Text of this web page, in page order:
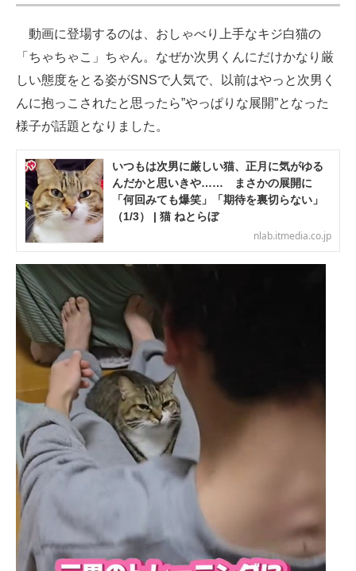
建設×テクノロジーの最前線
ちょっと気になるネットの話題
動画に登場するのは、おしゃべり上手なキジ白猫の
「ちゃちゃこ」ちゃん。なぜか次男くんにだけかなり厳
しい態度をとる姿がSNSで人気で、以前はやっと次男く
んに抱っこされたと思ったら”やっぱりな展開”となった
様子が話題となりました。
いつもは次男に厳しい猫、正月に気がゆる
んだかと思いきや…… まさかの展開に
「何回みても爆笑」「期待を裏切らない」
（1/3） | 猫 ねとらぼ
nlab.itmedia.co.jp